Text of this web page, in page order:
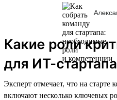
Какие роли
для ИТ-стартапа
Эксперт отмечает, что на
включают несколько ключевых